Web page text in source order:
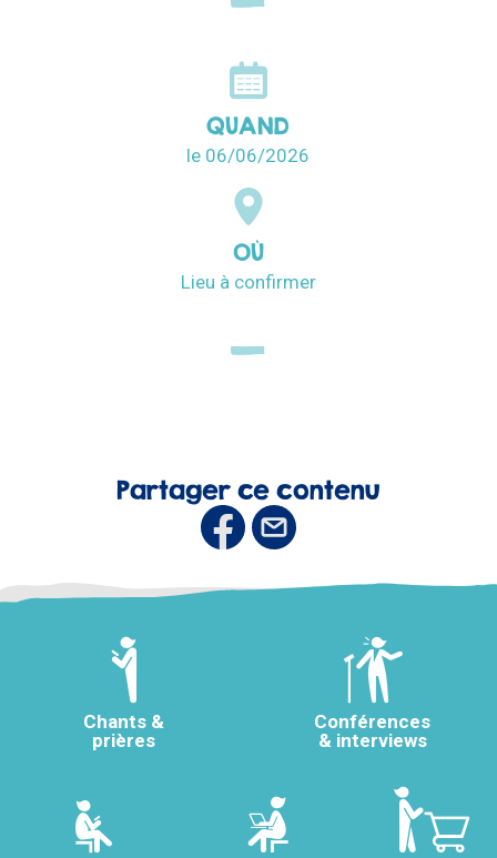
QUAND
le 06/06/2026
OÙ
Lieu à confirmer
Partager ce contenu
Chants &
prières
Conférences
& interviews